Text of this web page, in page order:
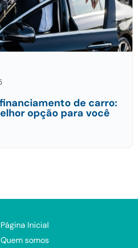
de carro:
opção para você
Página Inicial
Quem somos